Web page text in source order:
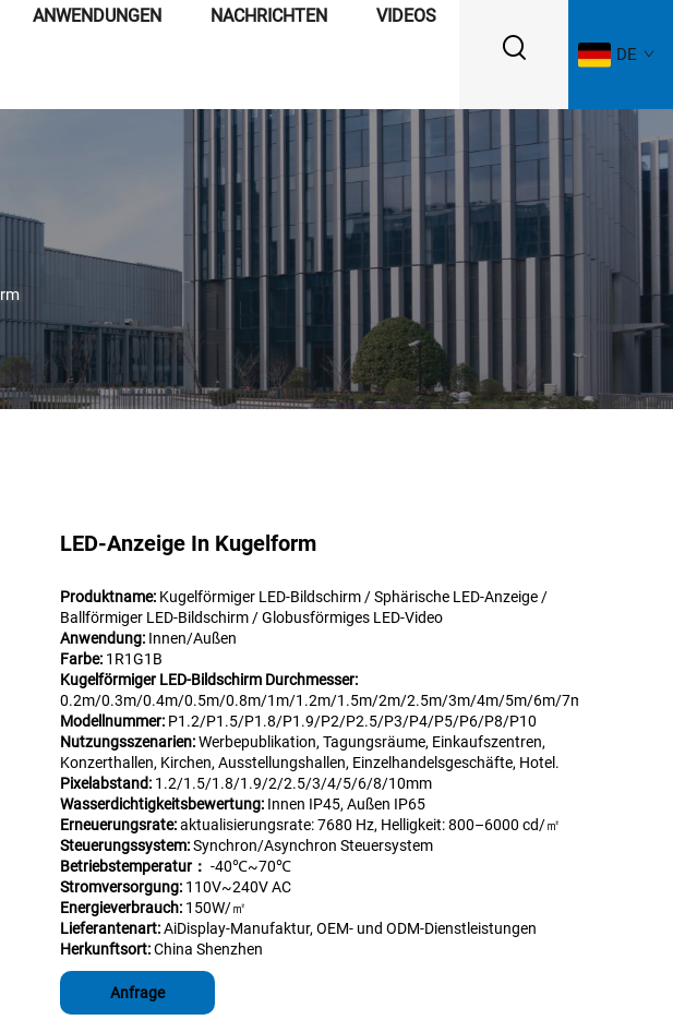
ANWENDUNGEN NACHRICHTEN VIDEOS
DE
LED-Anzeige In Kugelform
Produktname: Kugelförmiger LED-Bildschirm / Sphärische LED-Anzeige /
Ballförmiger LED-Bildschirm / Globusförmiges LED-Video
Anwendung: Innen/Außen
Farbe: 1R1G1B
Kugelförmiger LED-Bildschirm Durchmesser:
0.2m/0.3m/0.4m/0.5m/0.8m/1m/1.2m/1.5m/2m/2.5m/3m/4m/5m/6m/7m/8m/9m/
Modellnummer: P1.2/P1.5/P1.8/P1.9/P2/P2.5/P3/P4/P5/P6/P8/P10
Nutzungsszenarien:Werbepublikation, Tagungsräume, Einkaufszentren,
Konzerthallen, Kirchen, Ausstellungshallen, Einzelhandelsgeschäfte, Hotel.
Pixelabstand: 1.2/1.5/1.8/1.9/2/2.5/3/4/5/6/8/10mm
Wasserdichtigkeitsbewertung: Innen IP45, Außen IP65
Erneuerungsrate:aktualisierungsrate: 7680 Hz, Helligkeit: 800–6000 cd/㎡
Steuerungssystem:Synchron/Asynchron Steuersystem
Betriebstemperatur： -40℃~70℃
Stromversorgung: 110V~240V AC
Energieverbrauch: 150W/㎡
Lieferantenart:AiDisplay-Manufaktur, OEM- und ODM-Dienstleistungen
Herkunftsort:China Shenzhen
Anfrage